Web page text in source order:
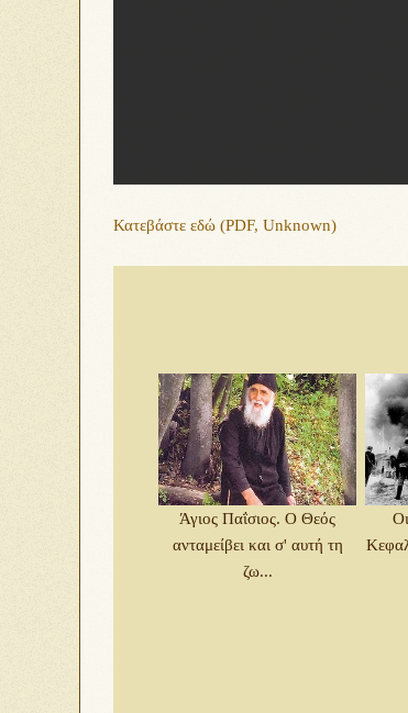
Κατεβάστε εδώ (PDF, Unknown)
Άγιος Παΐσιος. Ο Θεός
ανταμείβει και σ' αυτή τη
ζω...